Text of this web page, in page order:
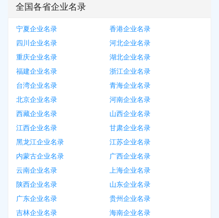
全国各省企业名录
宁夏企业名录
香港企业名录
四川企业名录
河北企业名录
重庆企业名录
湖北企业名录
福建企业名录
浙江企业名录
台湾企业名录
青海企业名录
北京企业名录
河南企业名录
西藏企业名录
山西企业名录
江西企业名录
甘肃企业名录
黑龙江企业名录
江苏企业名录
内蒙古企业名录
广西企业名录
云南企业名录
上海企业名录
陕西企业名录
山东企业名录
广东企业名录
贵州企业名录
吉林企业名录
海南企业名录